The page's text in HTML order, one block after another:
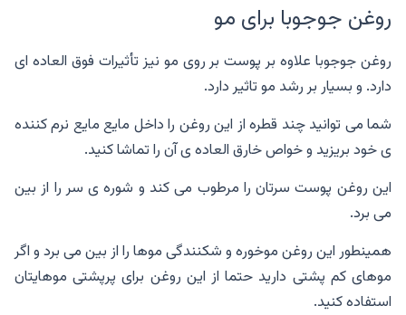
روغن جوجوبا برای مو
روغن جوجوبا علاوه بر پوست بر روی مو نیز تأثیرات فوق العاده ای
دارد. و بسیار بر رشد مو تاثیر دارد.
شما می توانید چند قطره از این روغن را داخل مایع مایع نرم کننده
ی خود بریزید و خواص خارق‌ العاده ی آن را تماشا کنید.
این روغن پوست سرتان را مرطوب می کند و شوره ی سر را از بین
می برد.
همینطور این روغن موخوره و شکنندگی موها را از بین می برد و اگر
موهای کم پشتی دارید حتما از این روغن برای پرپشتی موهایتان
استفاده کنید‌.